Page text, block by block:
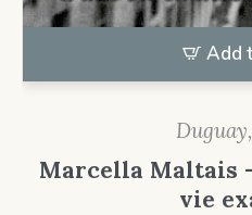
Add
Marcella Maltais
vie